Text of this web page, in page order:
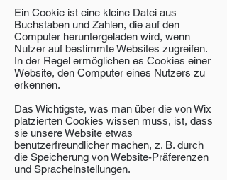
Ein Cookie ist eine kleine Datei aus
Buchstaben und Zahlen, die auf den
Computer heruntergeladen wird, wenn
Nutzer auf bestimmte Websites zugreifen.
In der Regel ermöglichen es Cookies einer
Website, den Computer eines Nutzers zu
erkennen.
Das Wichtigste, was man über die von Wix
platzierten Cookies wissen muss, ist, dass
sie unsere Website etwas
benutzerfreundlicher machen, z. B. durch
die Speicherung von Website-Präferenzen
und Spracheinstellungen.